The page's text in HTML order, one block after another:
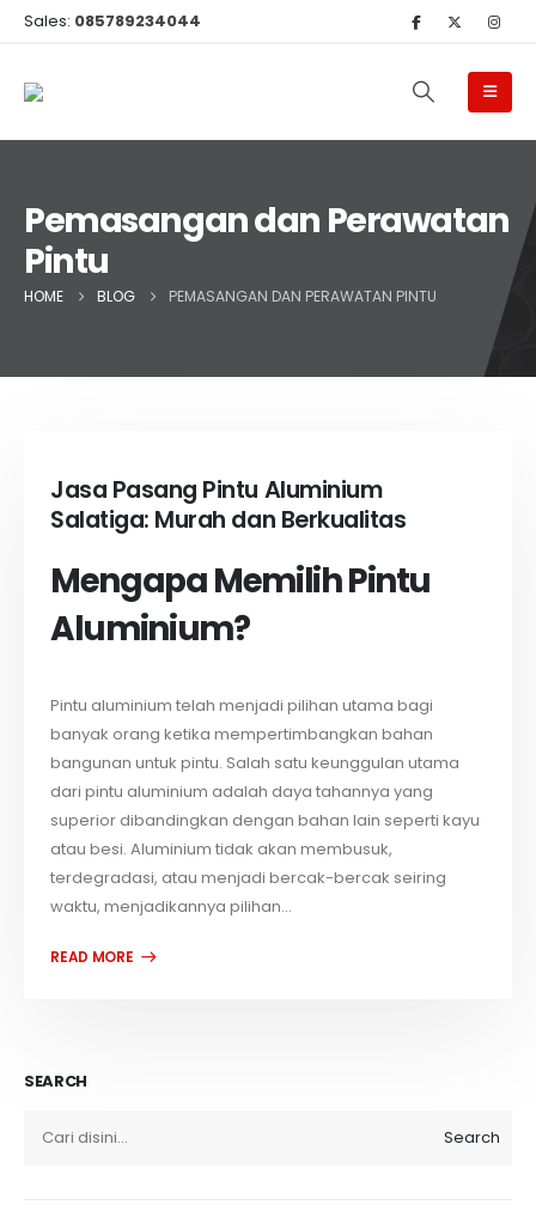
Sales: 085789234044
Pemasangan dan Perawatan
Pintu
HOME BLOG PEMASANGAN DAN PERAWATAN PINTU
Jasa Pasang Pintu Aluminium
Salatiga: Murah dan Berkualitas
Mengapa Memilih Pintu
Aluminium?
Pintu aluminium telah menjadi pilihan utama bagi
banyak orang ketika mempertimbangkan bahan
bangunan untuk pintu. Salah satu keunggulan utama
dari pintu aluminium adalah daya tahannya yang
superior dibandingkan dengan bahan lain seperti kayu
atau besi. Aluminium tidak akan membusuk,
terdegradasi, atau menjadi bercak-bercak seiring
waktu, menjadikannya pilihan...
SEARCH
Search